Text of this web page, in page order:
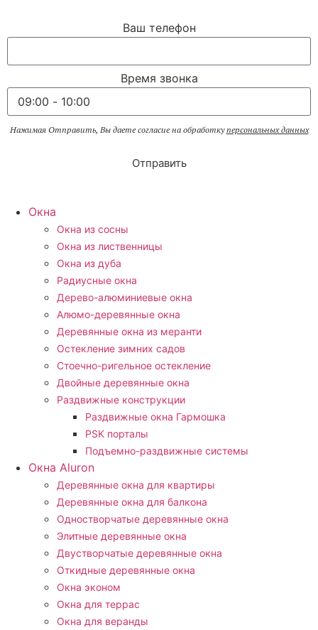
Ваш телефон
Время звонка
Нажимая Отправить, Вы даете согласие на обработкуперсональных данных
Отправить
Окна
Окна из сосны
Окна из лиственницы
Окна из дуба
Радиусные окна
Дерево-алюминиевые окна
Алюмо-деревянные окна
Деревянные окна из меранти
Остекление зимних садов
Стоечно-ригельное остекление
Двойные деревянные окна
Раздвижные конструкции
Раздвижные окна Гармошка
PSK порталы
Подъемно-раздвижные системы
Окна Aluron
Деревянные окна для квартиры
Деревянные окна для балкона
Одностворчатые деревянные окна
Элитные деревянные окна
Двустворчатые деревянные окна
Откидные деревянные окна
Окна эконом
Окна для террас
Окна для веранды